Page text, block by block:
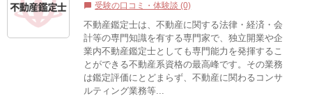
chat_bubble 受験の口コミ・体験談 (0)
不動産鑑定士は、不動産に関する法律・経済・会
計等の専門知識を有する専門家で、独立開業や企
業内不動産鑑定士としても専門能力を発揮するこ
とができる不動産系資格の最高峰です。その業務
は鑑定評価にとどまらず、不動産に関わるコンサ
ルティング業務等...